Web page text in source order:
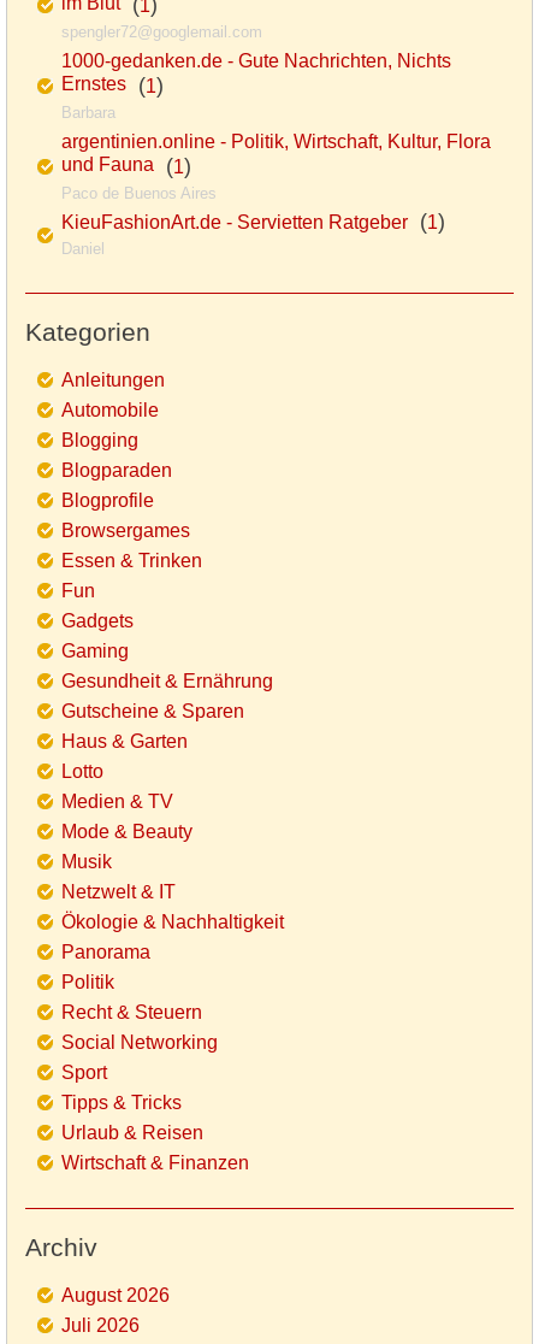
im Blut(1)
spengler72@googlemail.com
1000-gedanken.de - Gute Nachrichten, Nichts
Ernstes (1)
Barbara
argentinien.online - Politik, Wirtschaft, Kultur, Flora
und Fauna (1)
Paco de Buenos Aires
KieuFashionArt.de - Servietten Ratgeber (1)
Daniel
Kategorien
Anleitungen
Automobile
Blogging
Blogparaden
Blogprofile
Browsergames
Essen & Trinken
Fun
Gadgets
Gaming
Gesundheit & Ernährung
Gutscheine & Sparen
Haus & Garten
Lotto
Medien & TV
Mode & Beauty
Musik
Netzwelt & IT
Ökologie & Nachhaltigkeit
Panorama
Politik
Recht & Steuern
Social Networking
Sport
Tipps & Tricks
Urlaub & Reisen
Wirtschaft & Finanzen
Archiv
August 2026
Juli 2026